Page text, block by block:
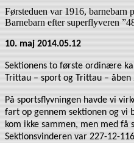
Førsteduen var 1916, barnebarn
Barnebarn efter superflyveren
10. maj 2014.05.12
Sektionens to første ordinære
Trittau – sport og Trittau – åben
På sportsflyvningen havde vi
fart op gennem sektionen og vi
kom ikke sammen, men med få
Sektionsvinderen var 227-12-